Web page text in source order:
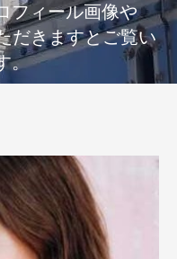
フィール画像や
だきますとご覧い
。